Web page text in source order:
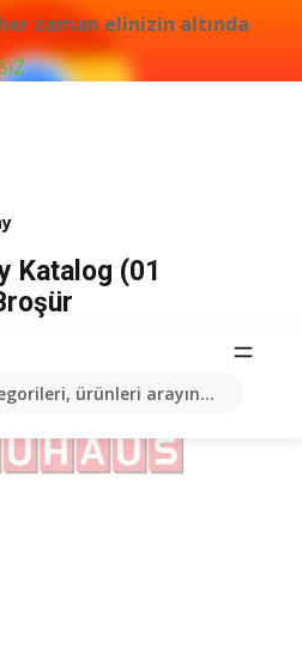
zaman elinizin altında
ürünleri arayın...
Katalog (01